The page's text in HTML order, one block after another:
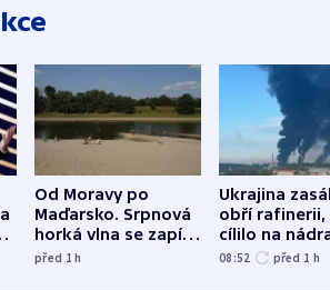
Od Moravy po
Maďarsko. Srpnová
horká vlna se zapíše
do dějin
před 1h
Ukrajina
obří rafinerii,
cílilo na
autobus
08:52 před 1 h